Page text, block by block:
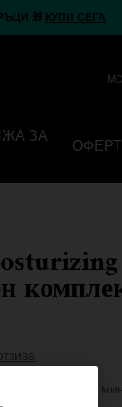
🎁 КУПИ СЕГА
ЗА
най-продавани